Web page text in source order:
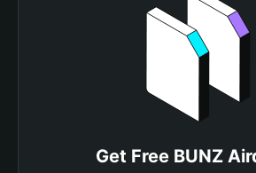
Get Free BUNZ